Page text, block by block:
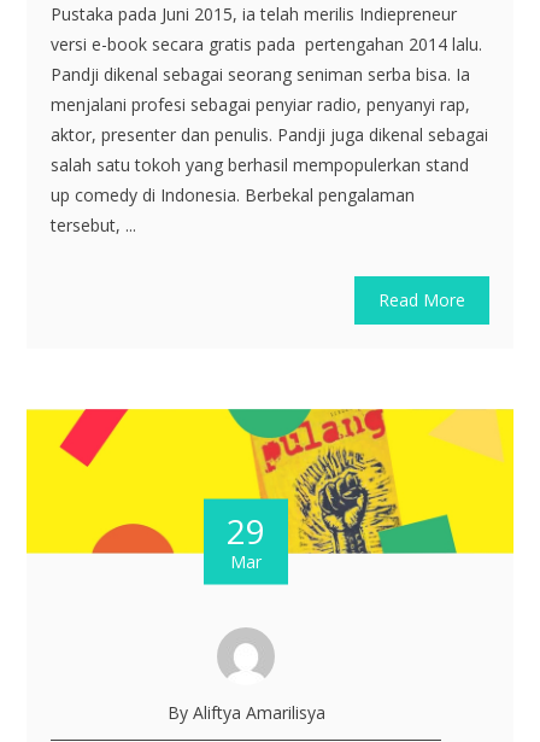
Pustaka pada Juni 2015, ia telah merilis Indiepreneur
versi e-book secara gratis pada pertengahan 2014 lalu.
Pandji dikenal sebagai seorang seniman serba bisa. Ia
menjalani profesi sebagai penyiar radio, penyanyi rap,
aktor, presenter dan penulis. Pandji juga dikenal sebagai
salah satu tokoh yang berhasil mempopulerkan stand
up comedy di Indonesia. Berbekal pengalaman
tersebut, ...
Read More
29
Mar
By Aliftya Amarilisya